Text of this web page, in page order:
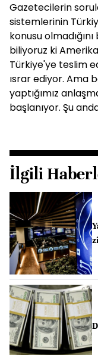
Gazetecilerin
sistemlerinin
konusu
biliyoruz ki
Türkiye'ye teslim
ısrar ediyor. Ama
yaptığımız
başlanıyor. Şu
İlgili